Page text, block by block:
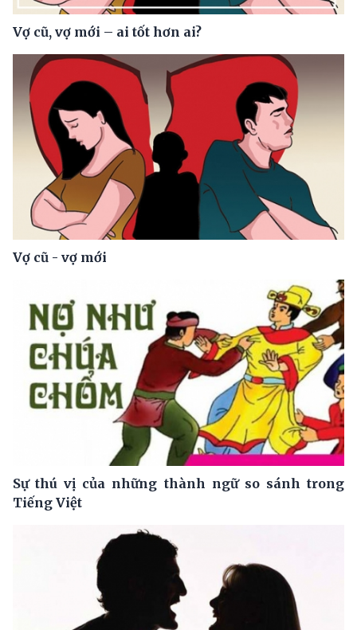
Vợ cũ, vợ mới – ai tốt hơn ai?
Vợ cũ - vợ mới
Sự thú vị của những thành ngữ so sánh trong
Tiếng Việt